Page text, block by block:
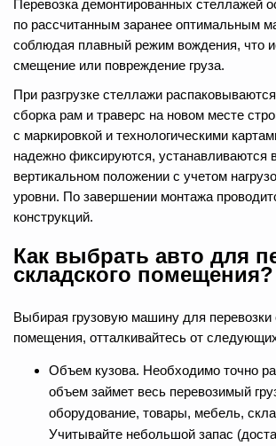
Перевозка демонтированных стеллажей
по рассчитанным заранее оптимальным
соблюдая плавный режим вождения, что
смещение или повреждение груза.
При разгрузке стеллажи
сборка рам и траверс на новом месте
с маркировкой и технологическими
надежно фиксируются, устанавливаются
вертикальном положении с учетом
уровни. По завершении монтажа
конструкций.
Как выбрать авто для
складского помещения?
Выбирая грузовую машину для перевозки
помещения, отталкивайтесь от
Объем кузова. Необходимо точно
объем займет весь перевозимый
оборудование, товары, мебель,
Учитывайте небольшой запас